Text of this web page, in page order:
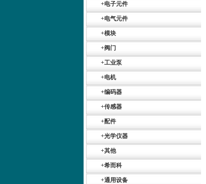
+电子元件
+电气元件
+模块
+阀门
+工业泵
+电机
+编码器
+传感器
+配件
+光学仪器
+其他
+希而科
+通用设备
SR+KH-AFB AF24-
德国HBM